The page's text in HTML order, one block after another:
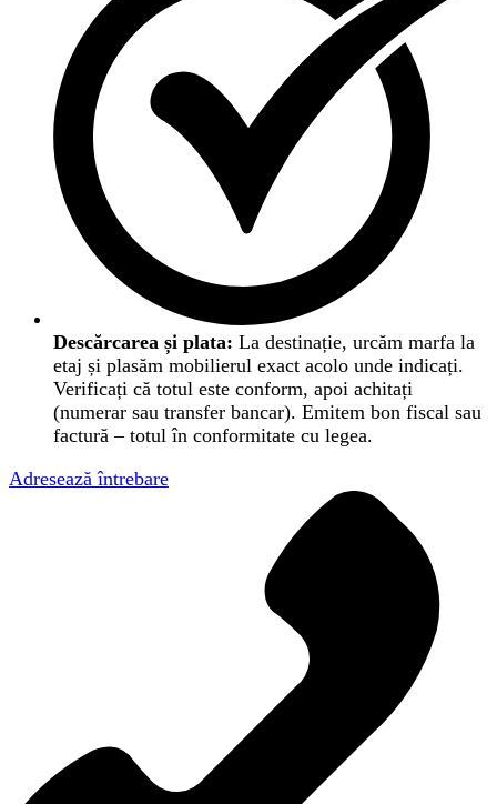
Descărcarea și plata: La destinație, urcăm marfa la
etaj și plasăm mobilierul exact acolo unde indicați.
Verificați că totul este conform, apoi achitați
(numerar sau transfer bancar). Emitem bon fiscal sau
factură – totul în conformitate cu legea.
Adresează întrebare